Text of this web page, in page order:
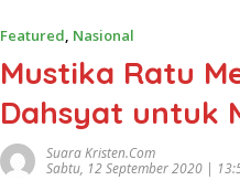
Featured, Nasional
Mustika Ratu
Dahsyat untuk
Suara Kristen.com
Sabtu, 12 September 2020 |